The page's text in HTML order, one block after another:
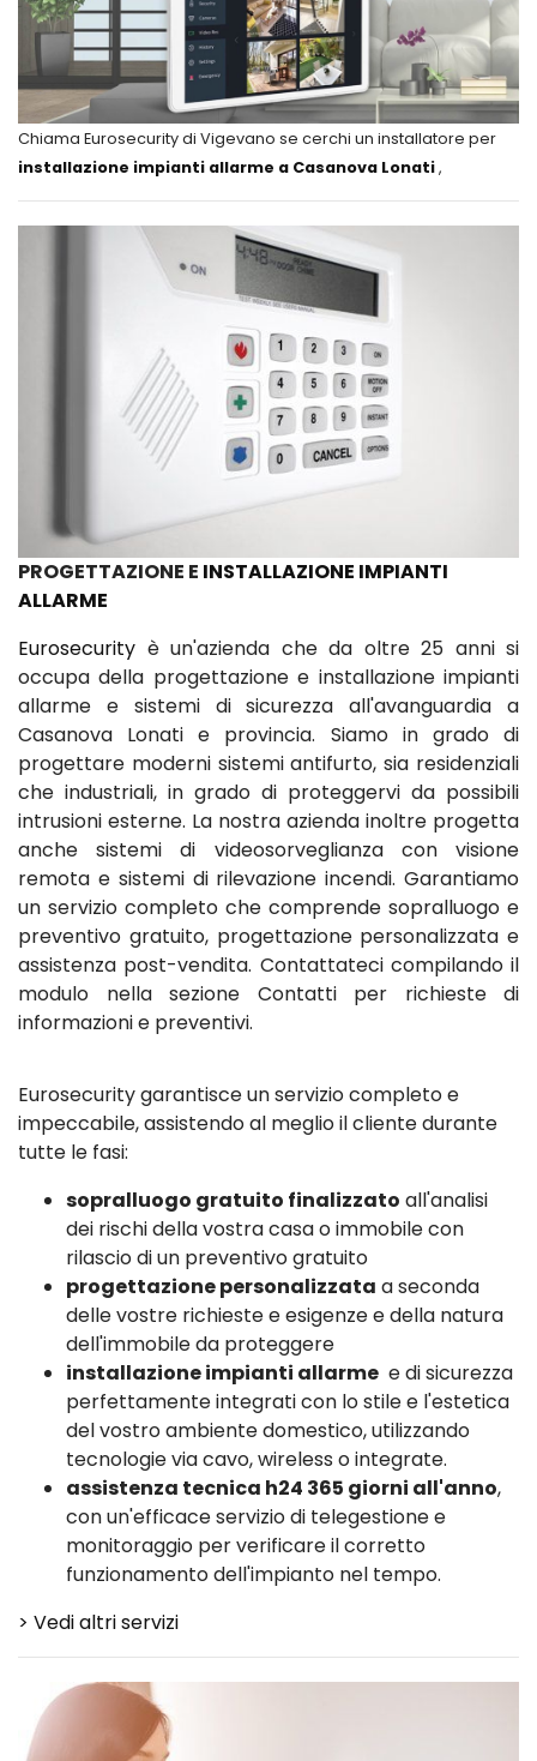
Chiama Eurosecurity di Vigevano se cerchi un installatore per
installazione impianti allarme a Casanova Lonati,
PROGETTAZIONE E INSTALLAZIONE IMPIANTI
ALLARME
Eurosecurity è un'azienda che da oltre 25 anni si
occupa della progettazione e installazione impianti
allarme e sistemi di sicurezza all'avanguardia a
Casanova Lonati e provincia. Siamo in grado di
progettare moderni sistemi antifurto, sia residenziali
che industriali, in grado di proteggervi da possibili
intrusioni esterne. La nostra azienda inoltre progetta
anche sistemi di videosorveglianza con visione
remota e sistemi di rilevazione incendi. Garantiamo
un servizio completo che comprende sopralluogo e
preventivo gratuito, progettazione personalizzata e
assistenza post-vendita. Contattateci compilando il
modulo nella sezione Contatti per richieste di
informazioni e preventivi.
Eurosecurity garantisce un servizio completo e
impeccabile, assistendo al meglio il cliente durante
tutte le fasi:
sopralluogo gratuito finalizzato all'analisi
dei rischi della vostra casa o immobile con
rilascio di un preventivo gratuito
progettazione personalizzata a seconda
delle vostre richieste e esigenze e della natura
dell'immobile da proteggere
installazione impianti allarme e di sicurezza
perfettamente integrati con lo stile e l'estetica
del vostro ambiente domestico, utilizzando
tecnologie via cavo, wireless o integrate.
assistenza tecnica h24 365 giorni all'anno,
con un'efficace servizio di telegestione e
monitoraggio per verificare il corretto
funzionamento dell'impianto nel tempo.
> Vedi altri servizi